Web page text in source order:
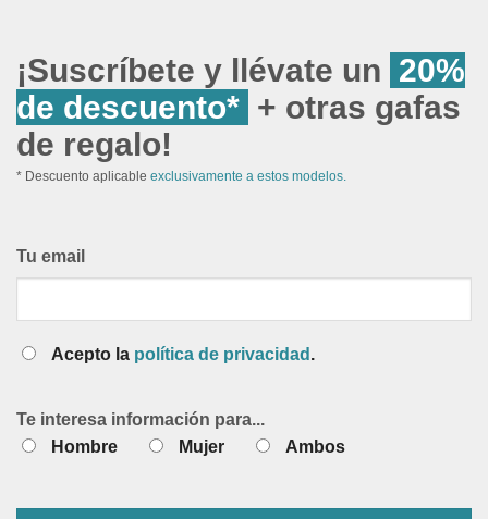
¡Suscríbete y llévate un 20%
de descuento* + otras gafas
de regalo!
* Descuento aplicable exclusivamente a estos modelos.
Tu email
Acepto la política de privacidad .
Te interesa información para...
Hombre
Mujer Ambos